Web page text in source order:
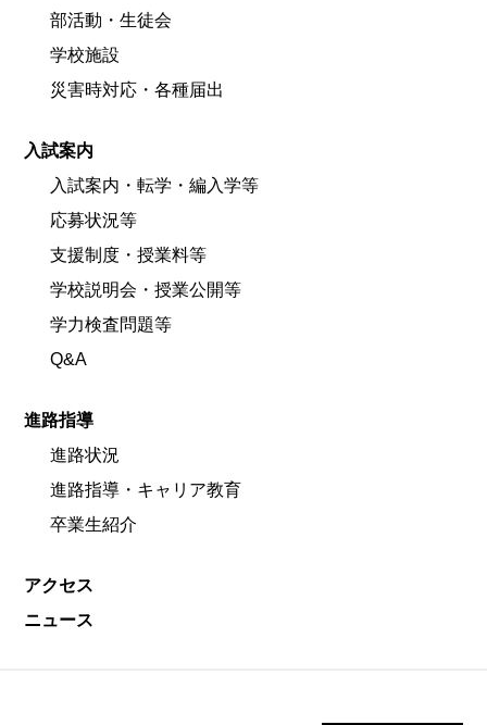
部活動・生徒会
学校施設
災害時対応・各種届出
入試案内
入試案内・転学・編入学等
応募状況等
支援制度・授業料等
学校説明会・授業公開等
学力検査問題等
Q&A
進路指導
進路状況
進路指導・キャリア教育
卒業生紹介
アクセス
ニュース